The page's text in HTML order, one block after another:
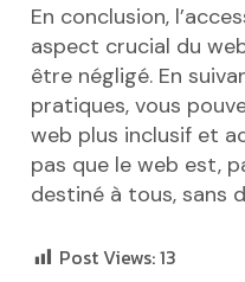
En conclusion,
aspect crucial du
être négligé. En
pratiques, vous
web plus inclusif et
pas que le web est,
destiné à tous, sans
Post Views:13